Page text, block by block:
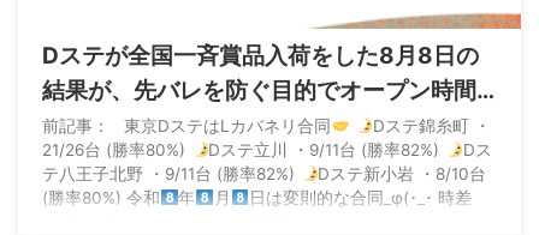
Dステが全国一斉賞品入荷をした8月8日の
結果が、先バレを防ぐ目的でオープン時間
ごとに全台対象機種を変えるというナイス
プレーをした模様
前記事： 東京DステはLカバネリ合同
Dステ錦糸町 ・
21/26台 (勝率80%)
Dステ立川 ・9/11台 (勝率82%)
Dス
テ八王子北野 ・9/11台 (勝率82%)
Dステ新小岩 ・8/10台
(勝率80%) 令和
年 月
日は変則的な合同_φ(･_･ 時差